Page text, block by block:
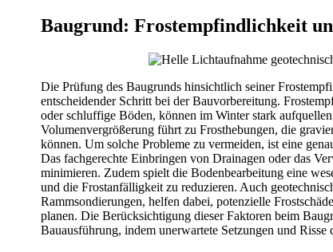
Baugrund: Frostempfindlichkeit
Die Prüfung des Baugrunds hinsichtlich seiner
entscheidender Schritt bei der Bauvorbereitung.
oder schluffige Böden, können im Winter stark
Volumenvergrößerung führt zu Frosthebungen, die
können. Um solche Probleme zu vermeiden, ist eine
Das fachgerechte Einbringen von Drainagen oder das
minimieren. Zudem spielt die Bodenbearbeitung eine
und die Frostanfälligkeit zu reduzieren. Auch
Rammsondierungen, helfen dabei, potenzielle
planen. Die Berücksichtigung dieser Faktoren beim
Bauausführung, indem unerwartete Setzungen und